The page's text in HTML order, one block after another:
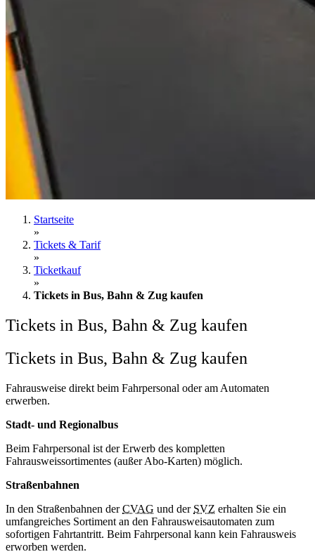
Startseite
»
Tickets & Tarif
»
Ticketkauf
»
Tickets in Bus, Bahn & Zug kaufen
Tickets in Bus, Bahn & Zug kaufen
Tickets in Bus, Bahn & Zug kaufen
Fahrausweise direkt beim Fahrpersonal oder am Automaten
erwerben.
Stadt- und Regionalbus
Beim Fahrpersonal ist der Erwerb des kompletten
Fahrausweissortimentes (außer Abo-Karten) möglich.
Straßenbahnen
In den Straßenbahnen derCVAG und der SVZ erhalten Sie ein
umfangreiches Sortiment an den Fahrausweisautomaten zum
sofortigen Fahrtantritt. Beim Fahrpersonal kann kein Fahrausweis
erworben werden.